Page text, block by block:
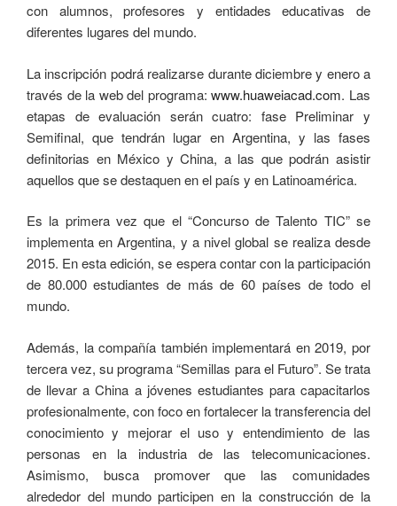
con alumnos, profesores y entidades educativas de
diferentes lugares del mundo.
La inscripción podrá realizarse durante diciembre y enero a
través de la web del programa:www.huaweiacad.com. Las
etapas de evaluación serán cuatro: fase Preliminar y
Semifinal, que tendrán lugar en Argentina, y las fases
definitorias en México y China, a las que podrán asistir
aquellos que se destaquen en el país y en Latinoamérica.
Es la primera vez que el “Concurso de Talento TIC” se
implementa en Argentina, y a nivel global se realiza desde
2015. En esta edición, se espera contar con la participación
de 80.000 estudiantes de más de 60 países de todo el
mundo.
Además, la compañía también implementará en 2019, por
tercera vez, su programa “Semillas para el Futuro”. Se trata
de llevar a China a jóvenes estudiantes para capacitarlos
profesionalmente, con foco en fortalecer la transferencia del
conocimiento y mejorar el uso y entendimiento de las
personas en la industria de las telecomunicaciones.
Asimismo, busca promover que las comunidades
alrededor del mundo participen en la construcción de la